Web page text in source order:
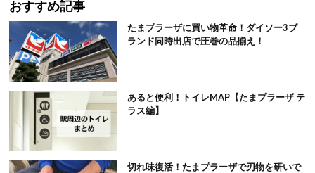
おすすめ記事
たまプラーザに買い物革命！ダイソー3ブ
ランド同時出店で圧巻の品揃え！
あると便利！トイレMAP【たまプラーザ テ
ラス編】
切れ味復活！たまプラーザで刃物を研いで